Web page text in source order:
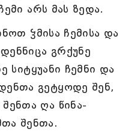
არს მას ზედა.
ჴმისა ჩემისა და
გრქუნე
სიტყუანი ჩემნი და
გეტყოდე შენ,
ღა წინა-
შენთა.